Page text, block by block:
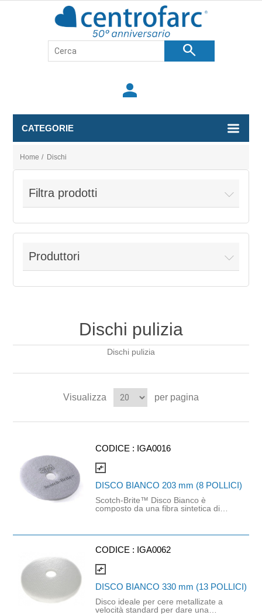
search
person
CATEGORIE
Home / Dischi
Filtra prodotti
Produttori
Dischi pulizia
Dischi pulizia
Visualizza per pagina
CODICE : IGA0016
compare_arrows
DISCO BIANCO 203 mm (8 POLLICI)
Scotch-Brite™ Disco Bianco è
composto da una fibra sintetica di
Indicato per la lucidatura a secco di
standard.
CODICE : IGA0062
compare_arrows
DISCO BIANCO 330 mm (13 POLLICI)
Disco ideale per cere metallizate a
velocità standard per dare una